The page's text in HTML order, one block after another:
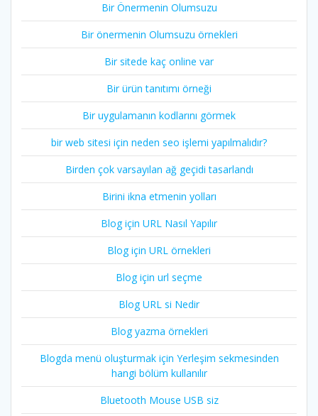
Bir Önermenin Olumsuzu
Bir önermenin Olumsuzu örnekleri
Bir sitede kaç online var
Bir ürün tanıtımı örneği
Bir uygulamanın kodlarını görmek
bir web sitesi için neden seo işlemi yapılmalıdır?
Birden çok varsayılan ağ geçidi tasarlandı
Birini ikna etmenin yolları
Blog için URL Nasıl Yapılır
Blog için URL örnekleri
Blog için url seçme
Blog URL si Nedir
Blog yazma örnekleri
Blogda menü oluşturmak için Yerleşim sekmesinden
hangi bölüm kullanılır
Bluetooth Mouse USB siz